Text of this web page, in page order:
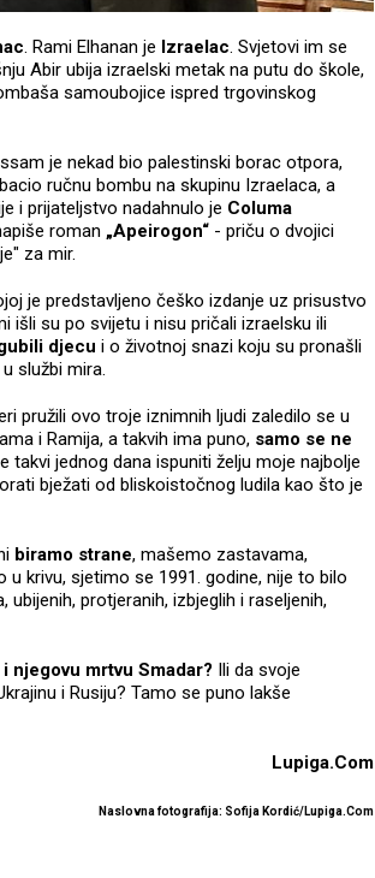
. Rami Elhanan je Izraelac. Svjetovi im se
Abir ubija izraelski metak na putu do škole,
samoubojice ispred trgovinskog
je nekad bio palestinski borac otpora,
ručnu bombu na skupinu Izraelaca, a
i prijateljstvo nadahnulo je Columa
roman „Apeirogon“ - priču o dvojici
za mir.
je predstavljeno češko izdanje uz prisustvo
išli su po svijetu i nisu pričali izraelsku ili
djecu i o životnoj snazi koju su pronašli
službi mira.
pružili ovo troje iznimnih ljudi zaledilo se u
i Ramija, a takvih ima puno, samo se ne
takvi jednog dana ispuniti želju moje najbolje
bježati od bliskoistočnog ludila kao što je
biramo strane, mašemo zastavama,
krivu, sjetimo se 1991. godine, nije to bilo
protjeranih, izbjeglih i raseljenih,
njegovu mrtvu Smadar? Ili da svoje
i Rusiju? Tamo se puno lakše
Lupiga.Com
Naslovna fotografija: Sofija Kordić/Lupiga.Com